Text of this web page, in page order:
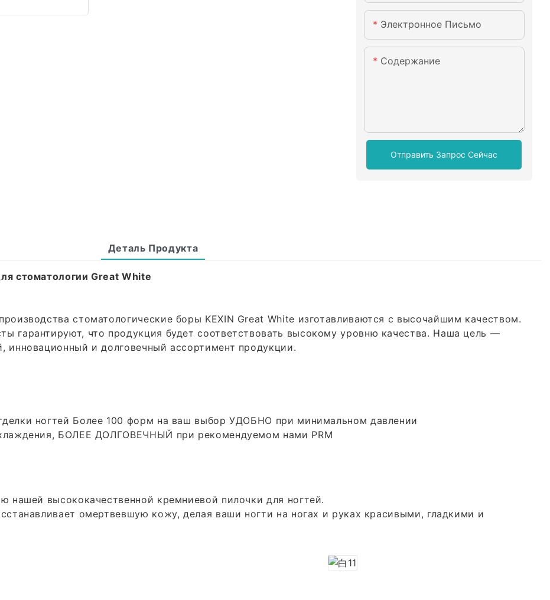
Электронное Письмо
Содержание
Отправить Запрос Сейчас
Деталь Продукта
стоматологии Great White
стоматологические боры KEXIN Great White изготавливаются с высочайшим качеством.
гарантируют, что продукция будет соответствовать высокому уровню качества. Наша цель —
и долговечный ассортимент продукции.
ногтей Более 100 форм на ваш выбор УДОБНО при минимальном давлении
БОЛЕЕ ДОЛГОВЕЧНЫЙ при рекомендуемом нами PRM
высококачественной кремниевой пилочки для ногтей.
омертвевшую кожу, делая ваши ногти на ногах и руках красивыми, гладкими и